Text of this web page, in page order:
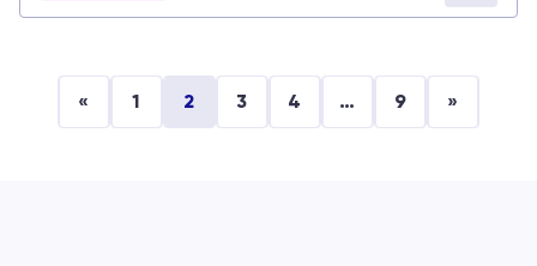
« 1 2 3 4 … 9 »